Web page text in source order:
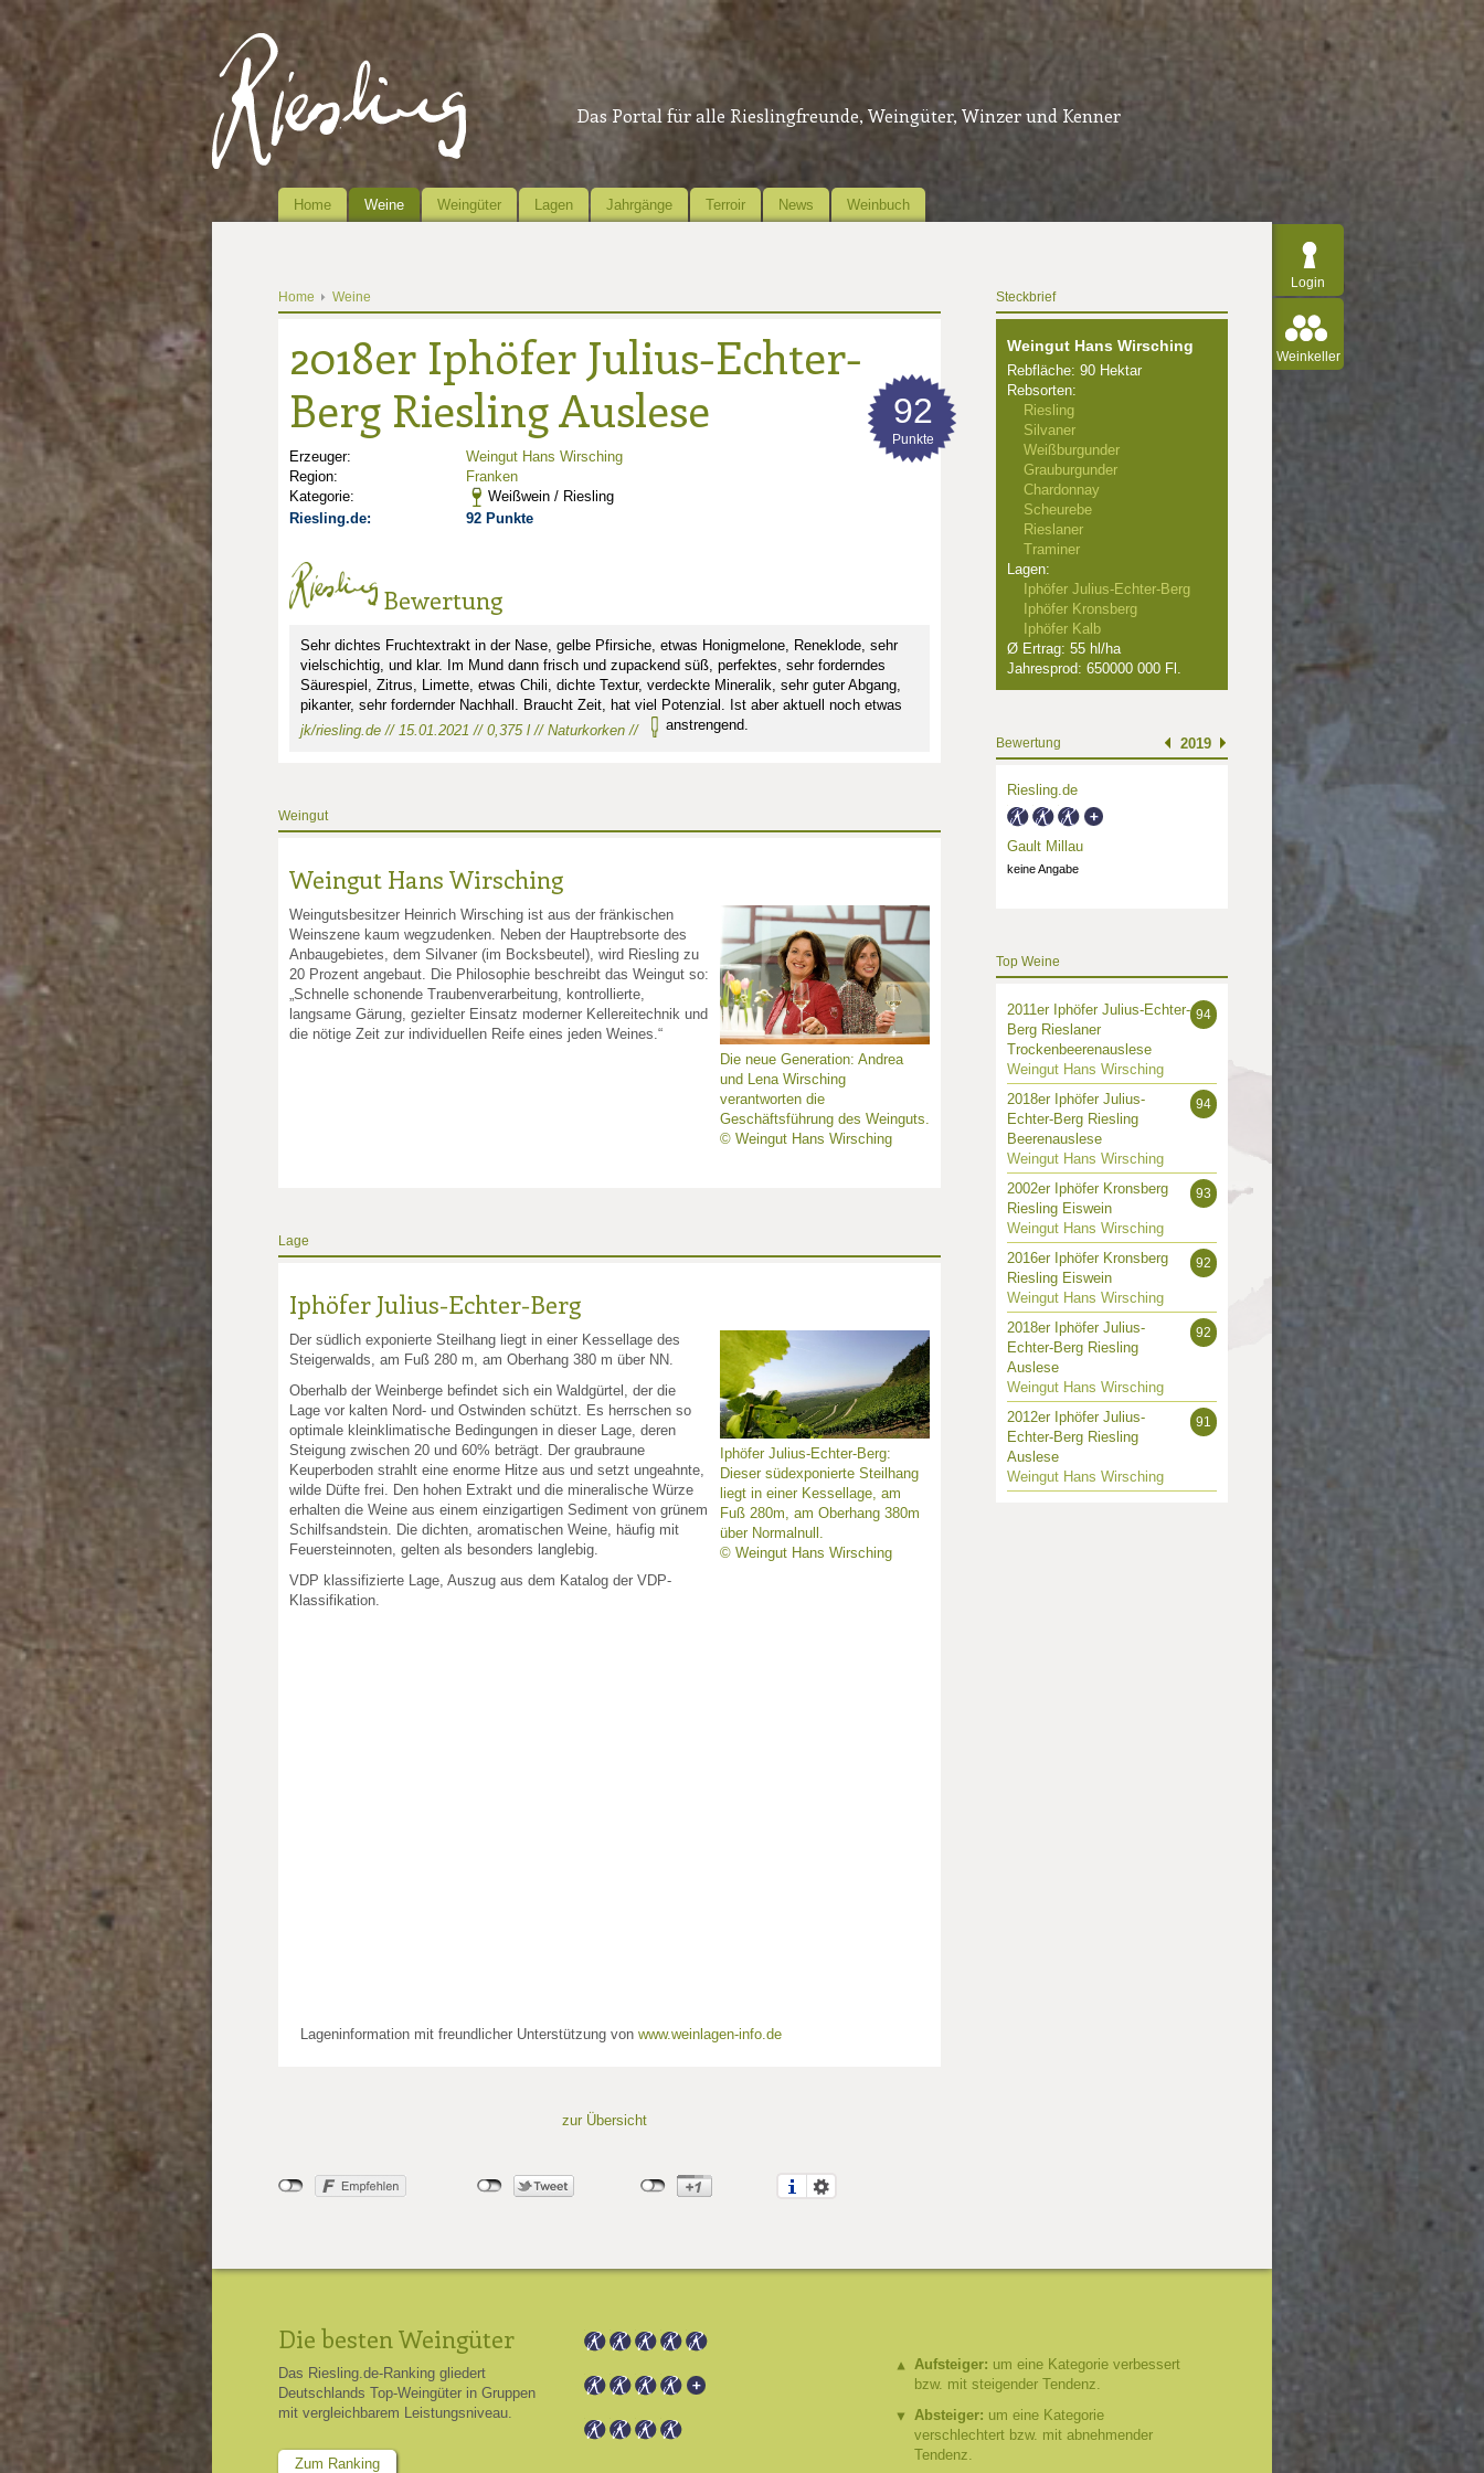
Das Portal für alle Rieslingfreunde, Weingüter, Winzer und Kenner
Home Weine Weingüter Lagen Jahrgänge Terroir News Weinbuch
Login
Weinkeller
Home Weine
2018er Iphöfer Julius-Echter-
Berg Riesling Auslese
Erzeuger:
Weingut Hans Wirsching
Region:
Franken
Kategorie:
Weißwein / Riesling
Riesling.de:
92 Punkte
92
Punkte
Bewertung
Sehr dichtes Fruchtextrakt in der Nase, gelbe Pfirsiche, etwas Honigmelone, Reneklode, sehr
vielschichtig, und klar. Im Mund dann frisch und zupackend süß, perfektes, sehr forderndes
Säurespiel, Zitrus, Limette, etwas Chili, dichte Textur, verdeckte Mineralik, sehr guter Abgang,
pikanter, sehr fordernder Nachhall. Braucht Zeit, hat viel Potenzial. Ist aber aktuell noch etwas
anstrengend.
jk/riesling.de // 15.01.2021 // 0,375 l // Naturkorken //
Weingut
Weingut Hans Wirsching
Die neue Generation: Andrea
und Lena Wirsching
verantworten die
Geschäftsführung des Weinguts.
© Weingut Hans Wirsching
Weingutsbesitzer Heinrich Wirsching ist aus der fränkischen
Weinszene kaum wegzudenken. Neben der Hauptrebsorte des
Anbaugebietes, dem Silvaner (im Bocksbeutel), wird Riesling zu
20 Prozent angebaut. Die Philosophie beschreibt das Weingut so:
„Schnelle schonende Traubenverarbeitung, kontrollierte,
langsame Gärung, gezielter Einsatz moderner Kellereitechnik und
die nötige Zeit zur individuellen Reife eines jeden Weines.“
Lage
Iphöfer Julius-Echter-Berg
Iphöfer Julius-Echter-Berg:
Dieser südexponierte Steilhang
liegt in einer Kessellage, am
Fuß 280m, am Oberhang 380m
über Normalnull.
© Weingut Hans Wirsching
Der südlich exponierte Steilhang liegt in einer Kessellage des
Steigerwalds, am Fuß 280 m, am Oberhang 380 m über NN.
Oberhalb der Weinberge befindet sich ein Waldgürtel, der die
Lage vor kalten Nord- und Ostwinden schützt. Es herrschen so
optimale kleinklimatische Bedingungen in dieser Lage, deren
Steigung zwischen 20 und 60% beträgt. Der graubraune
Keuperboden strahlt eine enorme Hitze aus und setzt ungeahnte,
wilde Düfte frei. Den hohen Extrakt und die mineralische Würze
erhalten die Weine aus einem einzigartigen Sediment von grünem
Schilfsandstein. Die dichten, aromatischen Weine, häufig mit
Feuersteinnoten, gelten als besonders langlebig.
VDP klassifizierte Lage, Auszug aus dem Katalog der VDP-
Klassifikation.
Lageninformation mit freundlicher Unterstützung von www.weinlagen-info.de
zur Übersicht
Steckbrief
Weingut Hans Wirsching
Rebfläche: 90 Hektar
Rebsorten:
Riesling
Silvaner
Weißburgunder
Grauburgunder
Chardonnay
Scheurebe
Rieslaner
Traminer
Lagen:
Iphöfer Julius-Echter-Berg
Iphöfer Kronsberg
Iphöfer Kalb
Ø Ertrag: 55 hl/ha
Jahresprod: 650000 000 Fl.
Bewertung 2019
Riesling.de
3.5
Punkte: 3.5
Gault Millau
keine Angabe
Top Weine
94
2011er Iphöfer Julius-Echter-
Berg Rieslaner
Trockenbeerenauslese
Weingut Hans Wirsching
94
2018er Iphöfer Julius-
Echter-Berg Riesling
Beerenauslese
Weingut Hans Wirsching
93
2002er Iphöfer Kronsberg
Riesling Eiswein
Weingut Hans Wirsching
92
2016er Iphöfer Kronsberg
Riesling Eiswein
Weingut Hans Wirsching
92
2018er Iphöfer Julius-
Echter-Berg Riesling
Auslese
Weingut Hans Wirsching
91
2012er Iphöfer Julius-
Echter-Berg Riesling
Auslese
Weingut Hans Wirsching
Die besten Weingüter
Das Riesling.de-Ranking gliedert
Deutschlands Top-Weingüter in Gruppen
mit vergleichbarem Leistungsniveau.
Zum Ranking
Aufsteiger: um eine Kategorie verbessert
bzw. mit steigender Tendenz.
Absteiger: um eine Kategorie
verschlechtert bzw. mit abnehmender
Tendenz.